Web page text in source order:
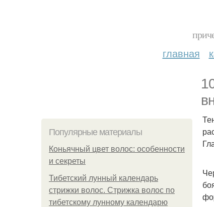
главная
Популярные материалы
Коньячный цвет волос: особенности
и секреты
Тибетский лунный календарь
стрижки волос. Стрижка волос по
тибетскому лунному календарю